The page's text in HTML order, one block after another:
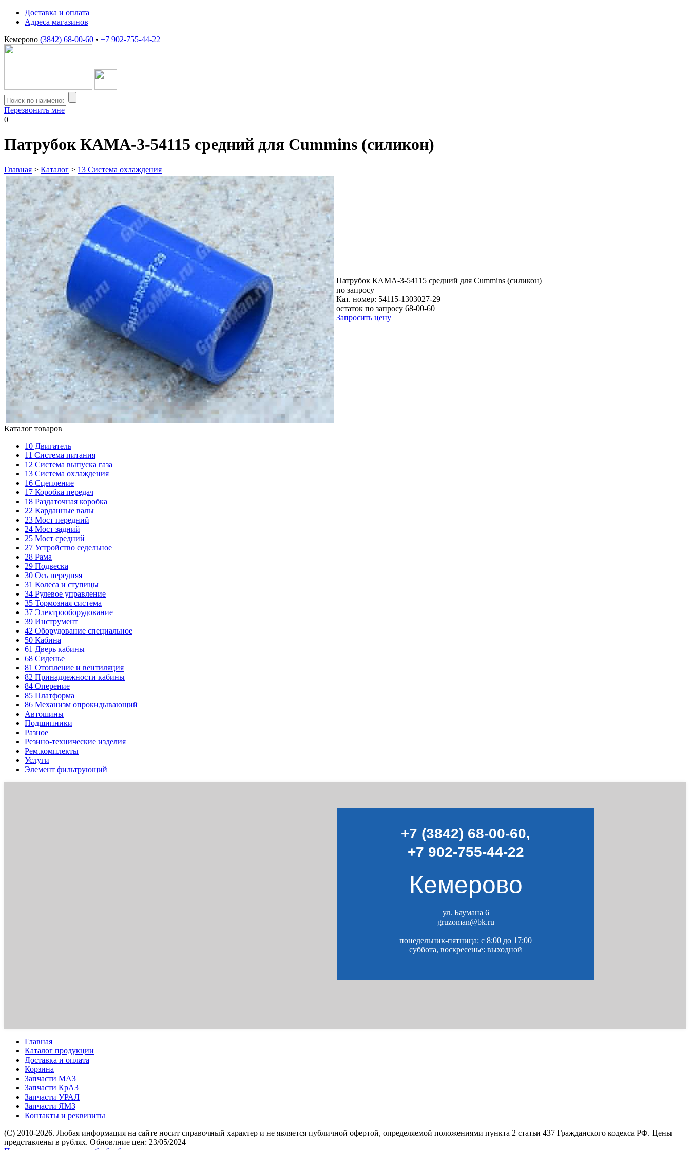
Доставка и оплата
Адреса магазинов
Кемерово (3842) 68-00-60 • +7 902-755-44-22
Перезвонить мне
0
Патрубок КАМА-3-54115 средний для Cummins (силикон)
Главная > Каталог > 13 Система охлаждения
Патрубок КАМА-3-54115 средний для Cummins (силикон)
по запросу
Кат. номер: 54115-1303027-29
остаток по запросу 68-00-60
Запросить цену
Каталог товаров
10 Двигатель
11 Система питания
12 Система выпуска газа
13 Система охлаждения
16 Сцепление
17 Коробка передач
18 Раздаточная коробка
22 Карданные валы
23 Мост передний
24 Мост задний
25 Мост средний
27 Устройство седельное
28 Рама
29 Подвеска
30 Ось передняя
31 Колеса и ступицы
34 Рулевое управление
35 Тормозная система
37 Электрооборудование
39 Инструмент
42 Оборудование специальное
50 Кабина
61 Дверь кабины
68 Сиденье
81 Отопление и вентиляция
82 Принадлежности кабины
84 Оперение
85 Платформа
86 Механизм опрокидывающий
Автошины
Подшипники
Разное
Резино-технические изделия
Рем.комплекты
Услуги
Элемент фильтрующий
+7 (3842) 68-00-60,
+7 902-755-44-22
Кемерово
ул. Баумана 6
gruzoman@bk.ru
понедельник-пятница: c 8:00 до 17:00
суббота, воскресенье: выходной
Главная
Каталог продукции
Доставка и оплата
Корзина
Запчасти МАЗ
Запчасти КрАЗ
Запчасти УРАЛ
Запчасти ЯМЗ
Контакты и реквизиты
(C) 2010-2026. Любая информация на сайте носит справочный характер и не является публичной офертой, определяемой положениями пункта 2 статьи 437 Гражданского кодекса РФ. Цены
представлены в рублях. Обновлние цен: 23/05/2024